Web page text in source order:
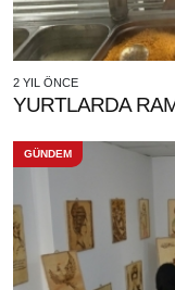
2 YIL ÖNCE
YURTLARDA
GÜNDEM